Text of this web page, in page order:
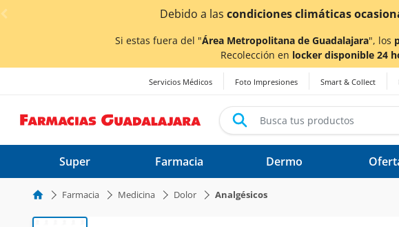
< div class="carousel-inner">
de entrega podrían verse afectados.
Si estas fuera del "Área Metropolitana de Guadalajara", los
Recolección en locker disponible 24
Servicios Médicos Foto Impresiones Smart & Collect
Super Farmacia Dermo
Farmacia Medicina Dolor Analgésicos